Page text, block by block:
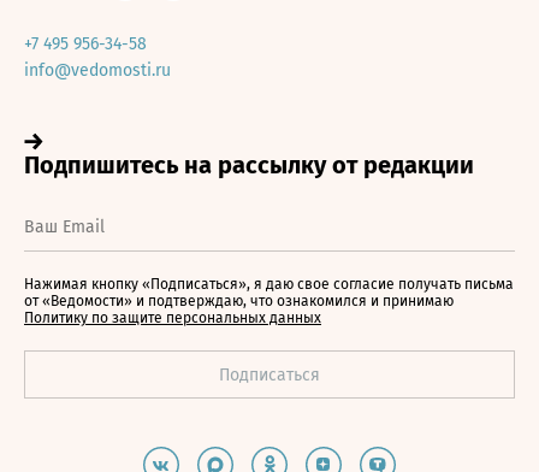
+7 495 956-34-58
info@vedomosti.ru
Нажимая кнопку «Подписаться», я даю свое согласие получать письма
от «Ведомости» и подтверждаю, что ознакомился и принимаю
Политику по защите персональных данных